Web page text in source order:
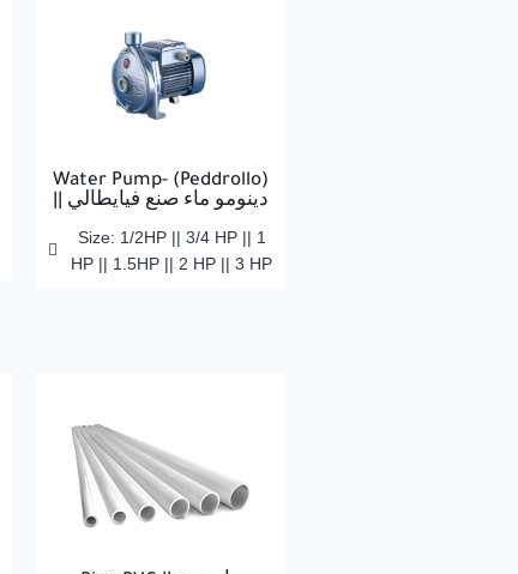
Water Pump- (Peddrollo)
|| دينومو ماء صنع فيايطالي
Size: 1/2HP || 3/4 HP || 1
HP || 1.5HP || 2 HP || 3 HP